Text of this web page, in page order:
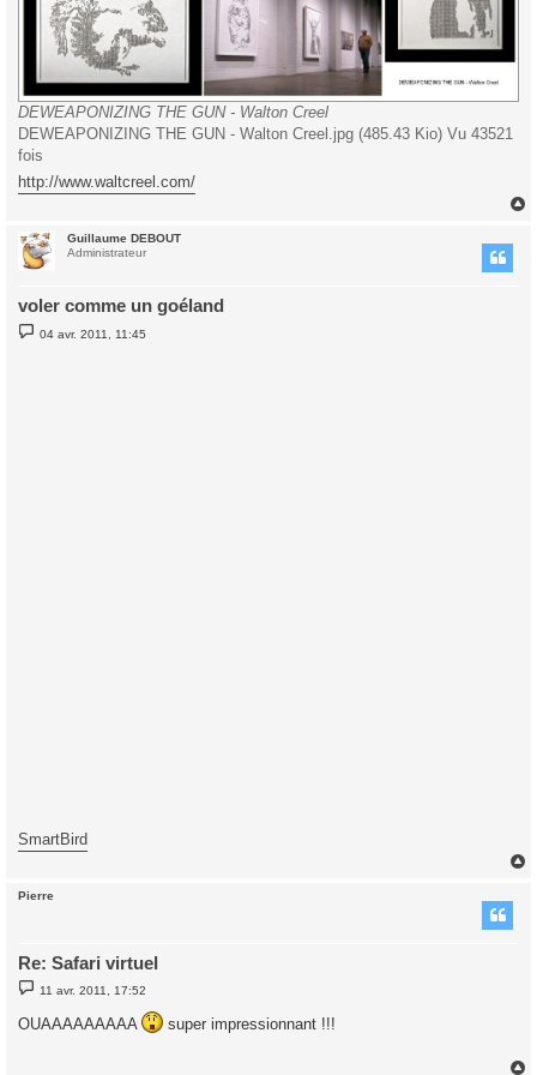
DEWEAPONIZING THE GUN - Walton Creel
DEWEAPONIZING THE GUN - Walton Creel.jpg (485.43 Kio) Vu 43521
fois
http://www.waltcreel.com/
Guillaume DEBOUT
Administrateur
voler comme un goéland
M
e
04 avr. 2011, 11:45
SmartBird
Pierre
Re: Safari virtuel
M
e
s
11 avr. 2011, 17:52
OUAAAAAAAAA super impressionnant !!!